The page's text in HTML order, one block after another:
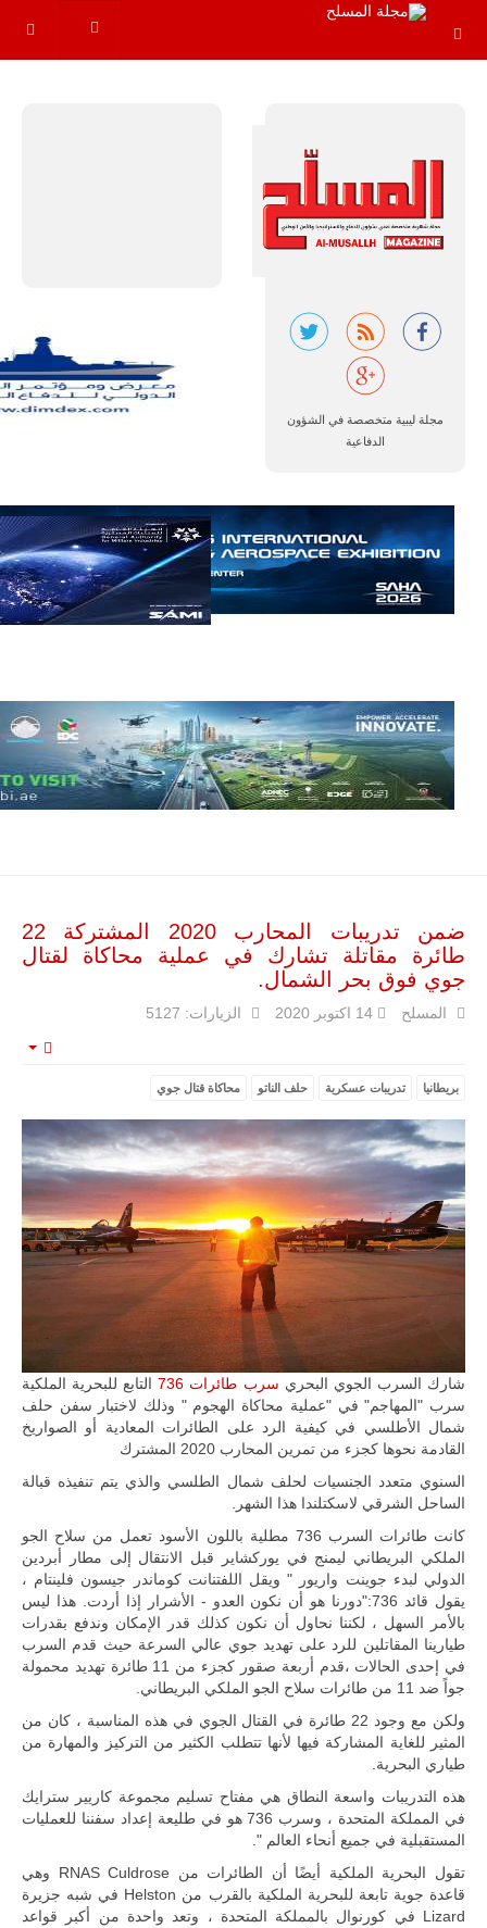
مجلة ليبية متخصصة في الشؤون
الدفاعية
نحو 150…
مشاركة
المسيرة
الروسية
مع تصاعد حدة
الحرب الجوية
الروسية في
مالي رُصدت
طائرة أوريون
بدون طيار فوق
فإن الجمع بين
قدرة طائرة
أوريون على
التحليق…
للمزيد
ليبيا | إنطلاق
تدريبات
2026 الدولية
بمشاركة
جيوش وقادة
من 30 دولة
بمدينة سرت
الليبية.
في خطوة
تُوصف بأنها
اختبار عملي
جديد لإمكانية
تقريب
المسافات بين
المؤسستين
العسكريتين في
شرق البلاد
وغربها، وسط
حضور دولي
تقوده الولايات
مباشرة مع
للمزيد
ضمن تدريبات المحارب 2020 المشتركة 22
طائرة مقاتلة تشارك في عملية محاكاة لقتال
جوي فوق بحر الشمال.
المسلح 14 اكتوبر 2020 الزيارات: 5127
بريطانيا تدريبات عسكرية حلف الناتو محاكاة قتال جوي
شارك السرب الجوي البحري سرب طائرات 736
التابع للبحرية الملكية
سرب "المهاجم" في "عملية محاكاة الهجوم " وذلك لاختبار سفن حلف
شمال الأطلسي في كيفية الرد على الطائرات المعادية أو الصواريخ
القادمة نحوها كجزء من تمرين المحارب 2020 المشترك
السنوي متعدد الجنسيات لحلف شمال الطلسي والذي يتم تنفيذه قبالة
الساحل الشرقي لاسكتلندا هذا الشهر.
كانت طائرات السرب 736 مطلية باللون الأسود تعمل من سلاح الجو
الملكي البريطاني ليمنج في يوركشاير قبل الانتقال إلى مطار أبردين
الدولي لبدء جوينت واريور " ويقل اللفتنانت كوماندر جيسون فلينتام ،
يقول قائد 736:"دورنا هو أن نكون العدو - الأشرار إذا أردت. هذا ليس
بالأمر السهل ، لكننا نحاول أن نكون كذلك قدر الإمكان وندفع بقدرات
طيارينا المقاتلين للرد على تهديد جوي عالي السرعة حيث قدم السرب
في إحدى الحالات ،قدم أربعة صقور كجزء من 11 طائرة تهديد محمولة
جواً ضد 11 من طائرات سلاح الجو الملكي البريطاني.
ولكن مع وجود 22 طائرة في القتال الجوي في هذه المناسبة ، كان من
المثير للغاية المشاركة فيها لأنها تتطلب الكثير من التركيز والمهارة من
طياري البحرية.
هذه التدريبات واسعة النطاق هي مفتاح تسليم مجموعة كاريير سترايك
في المملكة المتحدة ، وسرب 736 هو في طليعة إعداد سفننا للعمليات
المستقبلية في جميع أنحاء العالم ".
تقول البحرية الملكية أيضًا أن الطائرات من RNAS Culdrose وهي
قاعدة جوية تابعة للبحرية الملكية بالقرب من Helston في شبه جزيرة
Lizard في كورنوال بالمملكة المتحدة ، وتعد واحدة من أكبر قواعد